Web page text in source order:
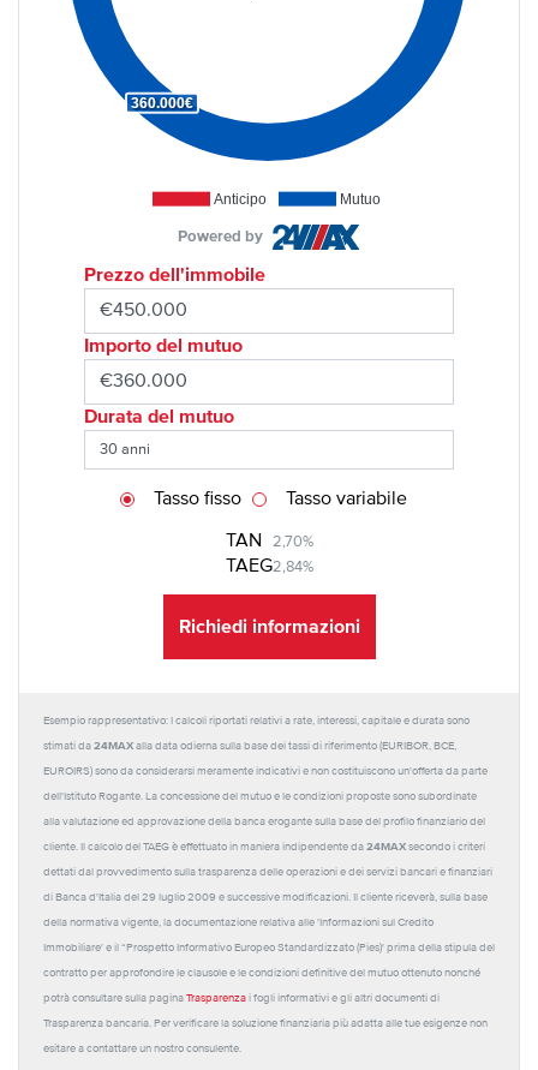
Anticipo Mutuo
360.000€
Powered by
Prezzo dell'immobile
Importo del mutuo
Durata del mutuo
TAN 2,70%
TAEG2,84%
Tasso fisso Tasso variabile
Richiedi informazioni
Esempio rappresentativo: I calcoli riportati relativi a rate, interessi, capitale e durata sono
stimati da 24MAX alla data odierna sulla base dei tassi di riferimento (EURIBOR, BCE,
EUROIRS) sono da considerarsi meramente indicativi e non costituiscono un'offerta da parte
dell'Istituto Rogante. La concessione del mutuo e le condizioni proposte sono subordinate
alla valutazione ed approvazione della banca erogante sulla base del profilo finanziario del
cliente. Il calcolo del TAEG è effettuato in maniera indipendente da 24MAX secondo i criteri
dettati dal provvedimento sulla trasparenza delle operazioni e dei servizi bancari e finanziari
di Banca d'Italia del 29 luglio 2009 e successive modificazioni. Il cliente riceverà, sulla base
della normativa vigente, la documentazione relativa alle 'Informazioni sul Credito
Immobiliare' e il “Prospetto Informativo Europeo Standardizzato (Pies)' prima della stipula del
contratto per approfondire le clausole e le condizioni definitive del mutuo ottenuto nonché
potrà consultare sulla pagina Trasparenza i fogli informativi e gli altri documenti di
Trasparenza bancaria. Per verificare la soluzione finanziaria più adatta alle tue esigenze non
esitare a contattare un nostro consulente.